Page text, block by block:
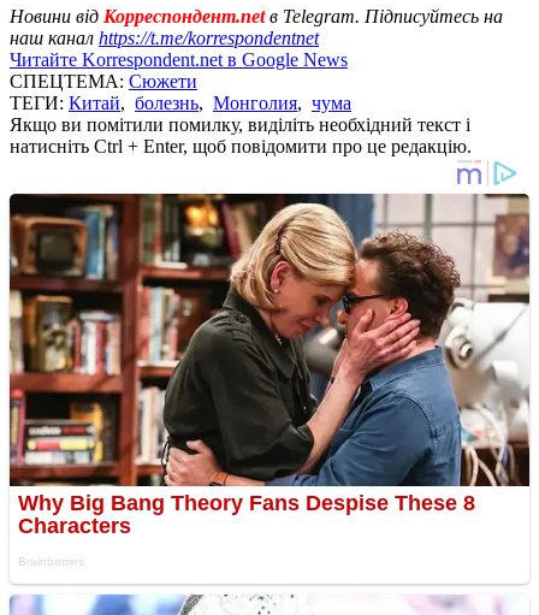
Новини від Корреспондент.netв Telegram. Підписуйтесь на
наш канал https://t.me/korrespondentnet
Читайте Korrespondent.net в Google News
СПЕЦТЕМА: Сюжети
ТЕГИ: Китай, болезнь, Монголия, чума
Якщо ви помітили помилку, виділіть необхідний текст і
натисніть Ctrl + Enter, щоб повідомити про це редакцію.